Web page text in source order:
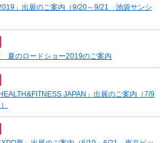
」出展のご案内（9/20～9/21 池袋サンシ
夏のロードショー2019のご案内
JAPAN」出展のご案内（7/9